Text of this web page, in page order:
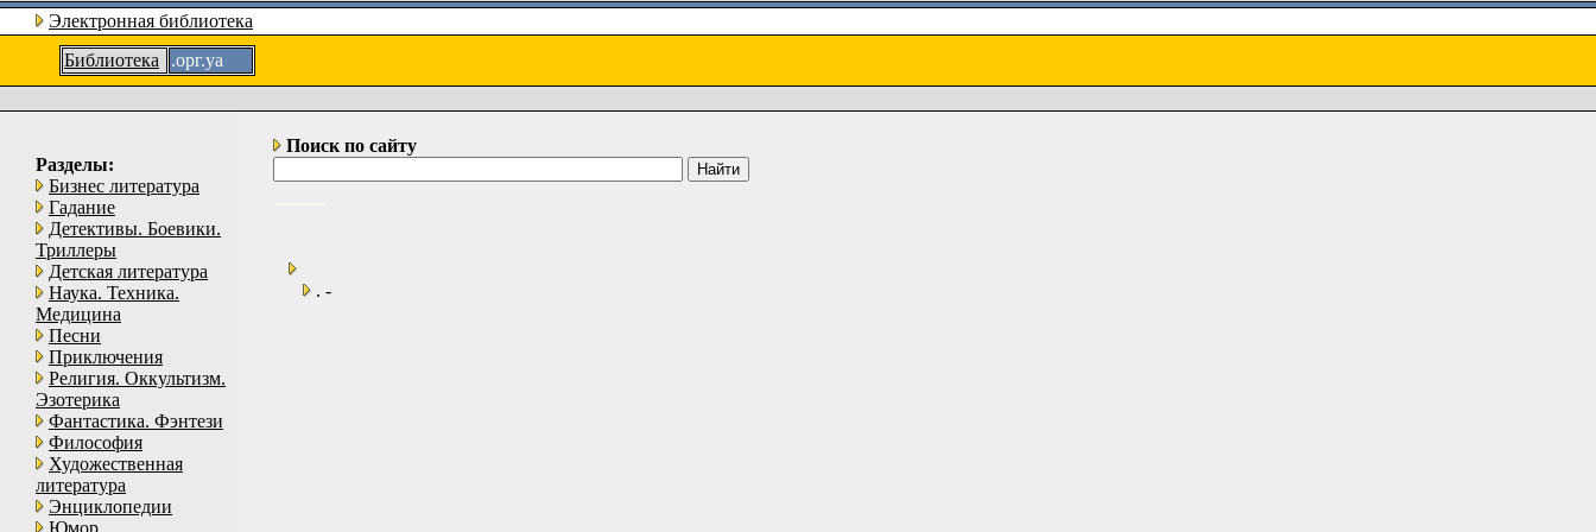
Электронная библиотека
Библиотека
.орг.уа
Разделы:
Бизнес литература
Гадание
Детективы. Боевики.
Триллеры
Детская литература
Наука. Техника.
Медицина
Песни
Приключения
Религия. Оккультизм.
Эзотерика
Фантастика. Фэнтези
Философия
Художественная
литература
Энциклопедии
Юмор
Поиск по сайту
. -